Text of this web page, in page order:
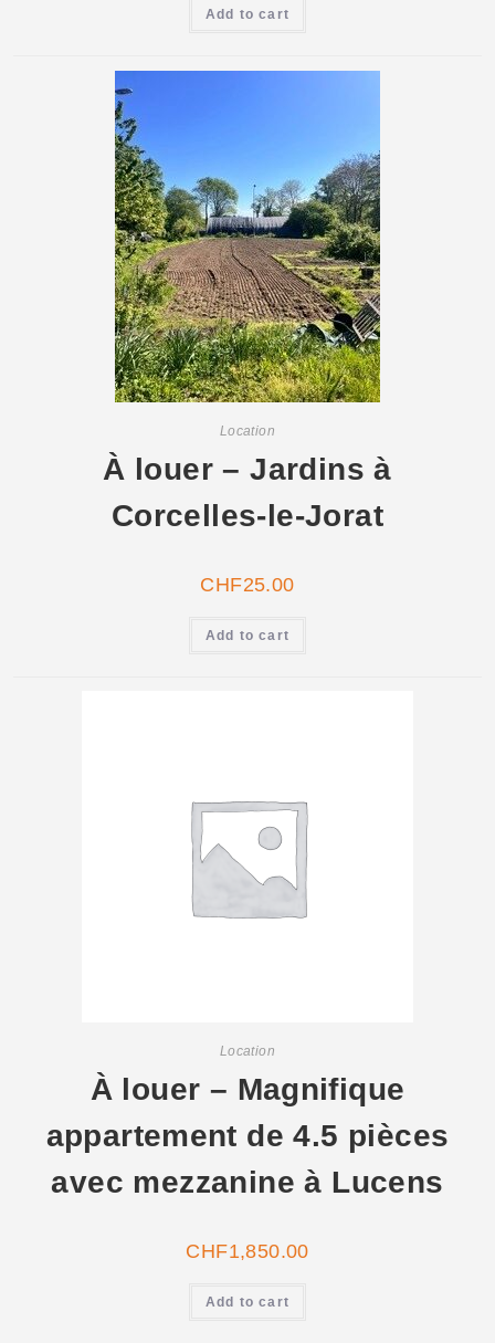
Add to cart
Location
À louer – Jardins à
Corcelles-le-Jorat
CHF25.00
Add to cart
Location
À louer – Magnifique
appartement de 4.5 pièces
avec mezzanine à Lucens
CHF1,850.00
Add to cart